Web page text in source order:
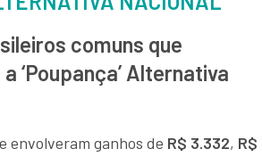
comuns que
‘Poupança’ Alternativa
envolveram ganhos de R$ 3.332, R$